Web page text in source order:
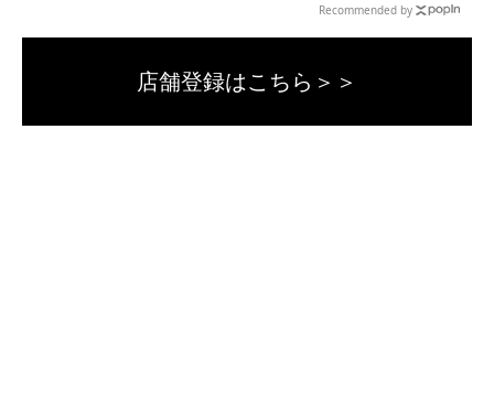
Recommended by
店舗登録はこちら＞＞